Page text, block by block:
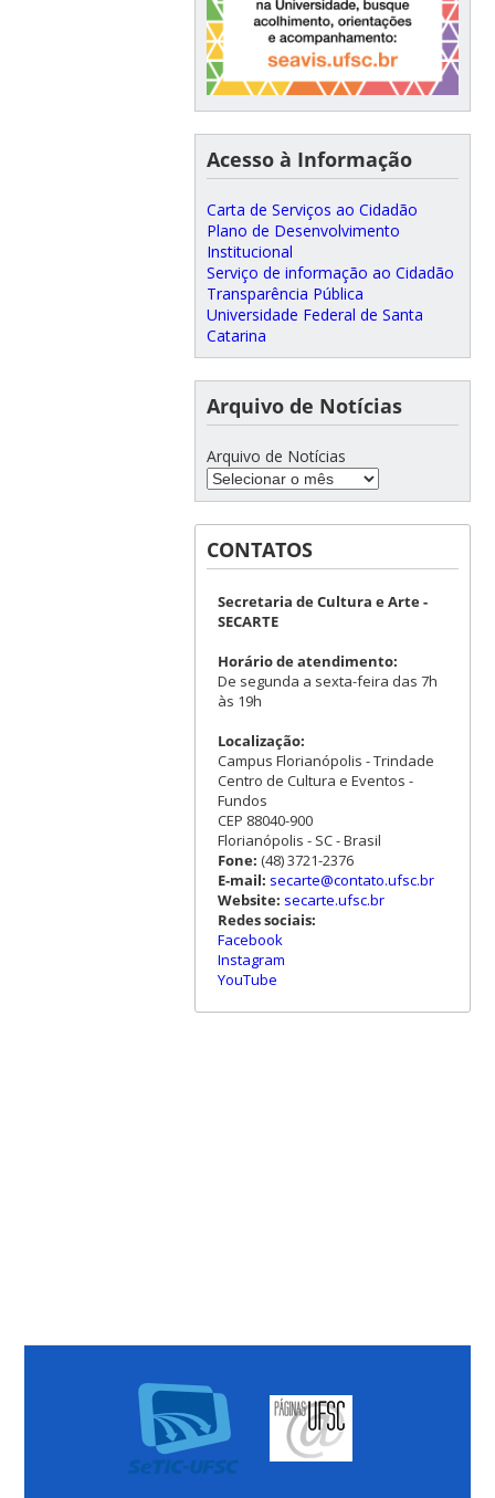
Acesso à Informação
Carta de Serviços ao Cidadão
Plano de Desenvolvimento
Institucional
Serviço de informação ao Cidadão
Transparência Pública
Universidade Federal de Santa
Catarina
Arquivo de Notícias
Arquivo de Notícias
CONTATOS
Secretaria de Cultura e Arte -
SECARTE
Horário de atendimento:
De segunda a sexta-feira das 7h
às 19h
Localização:
Campus Florianópolis - Trindade
Centro de Cultura e Eventos -
Fundos
CEP 88040-900
Florianópolis - SC - Brasil
Fone: (48) 3721-2376
E-mail: secarte@contato.ufsc.br
Website: secarte.ufsc.br
Redes sociais:
Facebook
Instagram
YouTube